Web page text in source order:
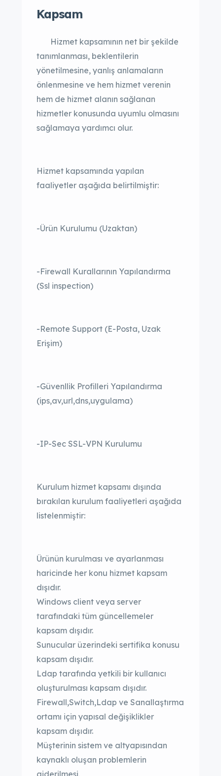
Kapsam
Hizmet kapsamının net bir şekilde
tanımlanması, beklentilerin
yönetilmesine, yanlış anlamaların
önlenmesine ve hem hizmet verenin
hem de hizmet alanın sağlanan
hizmetler konusunda uyumlu olmasını
sağlamaya yardımcı olur.
Hizmet kapsamında yapılan
faaliyetler aşağıda belirtilmiştir:
-Ürün Kurulumu (Uzaktan)
-Firewall Kurallarının Yapılandırma
(Ssl inspection)
-Remote Support (E-Posta, Uzak
Erişim)
-Güvenllik Profilleri Yapılandırma
(ips,av,url,dns,uygulama)
-IP-Sec SSL-VPN Kurulumu
Kurulum hizmet kapsamı dışında
bırakılan kurulum faaliyetleri aşağıda
listelenmiştir:
Ürünün kurulması ve ayarlanması
haricinde her konu hizmet kapsam
dışıdır.
Windows client veya server
tarafındaki tüm güncellemeler
kapsam dışıdır.
Sunucular üzerindeki sertifika konusu
kapsam dışıdır.
Ldap tarafında yetkili bir kullanıcı
oluşturulması kapsam dışıdır.
Firewall,Switch,Ldap ve Sanallaştırma
ortamı için yapısal değişiklikler
kapsam dışıdır.
Müşterinin sistem ve altyapısından
kaynaklı oluşan problemlerin
giderilmesi,